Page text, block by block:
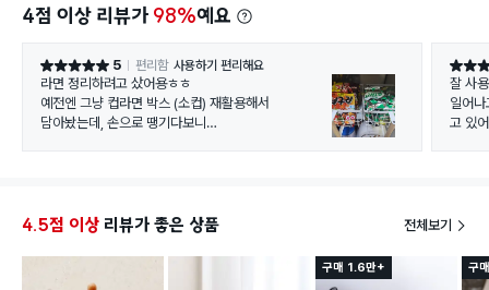
4점 이상 리뷰가 98%예요
별점 5점 5 편리함 사용하기 편리해요
라면 정리하려고 샀어용ㅎㅎ
예전엔 그냥 컵라면 박스 (소컵) 재활용해서
담아놨는데, 손으로 땡기다보니
찰떡이에용!! ㅎㅎ
별점 5
잘 사
일어
고 있
4.5점 이상 리뷰가 좋은 상품 전체보기
구매 1.6만+ 구